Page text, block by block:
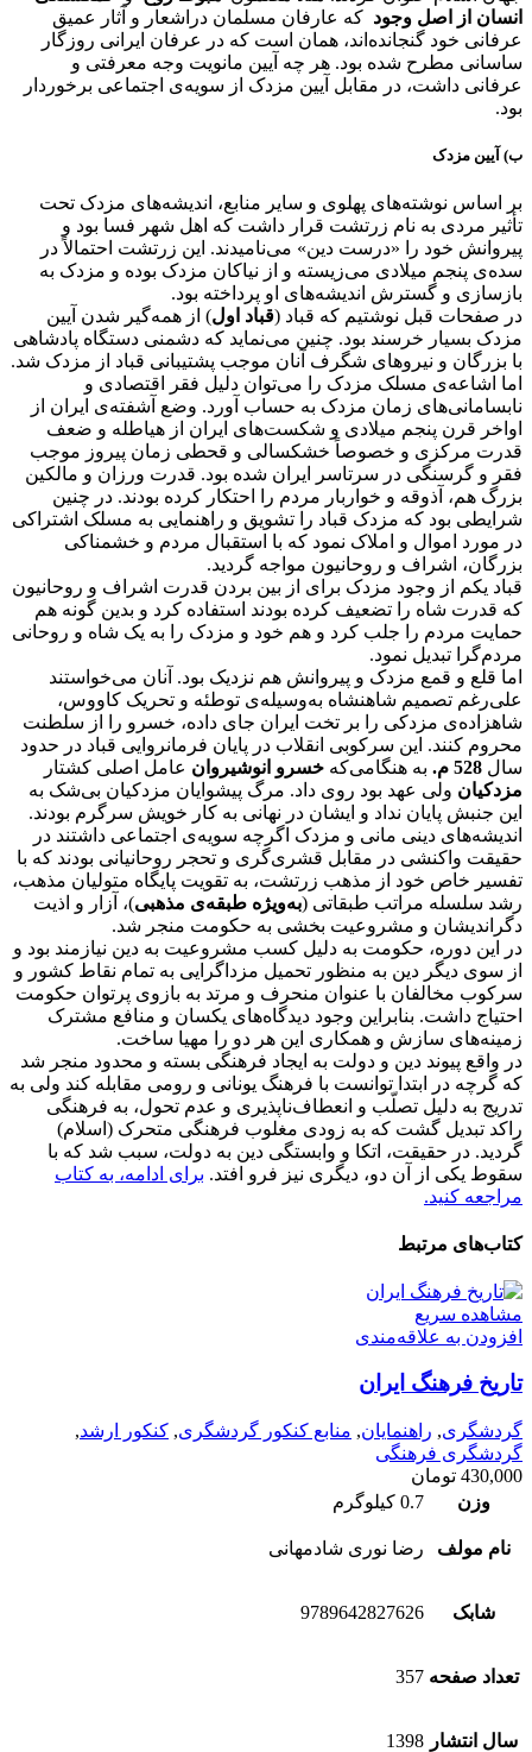
انسان از اصل وجود که عارفان مسلمان دراشعار و آثار عمیق
عرفانی خود گنجانده‌اند، همان است که در عرفان ایرانی روزگار
ساسانی مطرح شده بود. هر چه آیین مانویت وجه معرفتی و
عرفانی داشت، در مقابل آیین مزدک از سویه‌ی اجتماعی برخوردار
بود.
ب) آیین مزدک
بر اساس نوشته‌های پهلوی و سایر منابع، اندیشه‌های مزدک تحت
تأثیر مردی به نام زرتشت قرار داشت که اهل شهر فسا بود و
پیروانش خود را «درست دین» می‌نامیدند. این زرتشت احتمالاً در
سده‌ی پنجم میلادی می‌زیسته و از نیاکان مزدک بوده و مزدک به
بازسازی و گسترش اندیشه‌های او پرداخته بود.
در صفحات قبل نوشتیم که قباد (قباد اول) از همه‌گیر شدن آیین
مزدک بسیار خرسند بود. چنین می‌نماید که دشمنی دستگاه پادشاهی
با بزرگان و نیروهای شگرف آنان موجب پشتیبانی قباد از مزدک شد.
اما اشاعه‌ی مسلک مزدک را می‌توان دلیل فقر اقتصادی و
نابسامانی‌های زمان مزدک به حساب آورد. وضع آشفته‌ی ایران از
اواخر قرن پنجم میلادی و شکست‌های ایران از هیاطله و ضعف
قدرت مرکزی و خصوصاً خشکسالی و قحطی زمان پیروز موجب
فقر و گرسنگی در سرتاسر ایران شده بود. قدرت ورزان و مالکین
بزرگ هم، آذوقه و خواربار مردم را احتکار کرده بودند. در چنین
شرایطی بود که مزدک قباد را تشویق و راهنمایی به مسلک اشتراکی
در مورد اموال و املاک نمود که با استقبال مردم و خشمناکی
بزرگان، اشراف و روحانیون مواجه گردید.
قباد یکم از وجود مزدک برای از بین بردن قدرت اشراف و روحانیون
که قدرت شاه را تضعیف کرده بودند استفاده کرد و بدین گونه هم
حمایت مردم را جلب کرد و هم خود و مزدک را به یک شاه و روحانی
مردم‌گرا تبدیل نمود.
اما قلع و قمع مزدک و پیروانش هم نزدیک بود. آنان می‌خواستند
علی‌رغم تصمیم شاهنشاه به‌وسیله‌ی توطئه و تحریک کاووس،
شاهزاده‌ی مزدکی را بر تخت ایران جای داده، خسرو را از سلطنت
محروم کنند. این سرکوبی انقلاب در پایان فرمانروایی قباد در حدود
سال 528 م. به هنگامی‌که خسرو انوشیروان عامل اصلی کشتار
مزدکیان ولی عهد بود روی داد. مرگ پیشوایان مزدکیان بی‌شک به
این جنبش پایان نداد و ایشان در نهانی به کار خویش سرگرم بودند.
اندیشه‌های دینی مانی و مزدک اگرچه سویه‌ی اجتماعی داشتند در
حقیقت واکنشی در مقابل قشری‌گری و تحجر روحانیانی بودند که با
تفسیر خاص خود از مذهب زرتشت، به تقویت پایگاه متولیان مذهب،
رشد سلسله مراتب طبقاتی (به‌ویژه طبقه‌ی مذهبی)، آزار و اذیت
دگراندیشان و مشروعیت بخشی به حکومت منجر شد.
در این دوره، حکومت به دلیل کسب مشروعیت به دین نیازمند بود و
از سوی دیگر دین به منظور تحمیل مزداگرایی به تمام نقاط کشور و
سرکوب مخالفان با عنوان منحرف و مرتد به بازوی پرتوان حکومت
احتیاج داشت. بنابراین وجود دیدگاه‌های یکسان و منافع مشترک
زمینه‌های سازش و همکاری این هر دو را مهیا ساخت.
در واقع پیوند دین و دولت به ایجاد فرهنگی بسته و محدود منجر شد
که گرچه در ابتدا توانست با فرهنگ یونانی و رومی مقابله کند ولی به
تدریج به دلیل تصلّب و انعطاف‌ناپذیری و عدم تحول، به فرهنگی
راکد تبدیل گشت که به زودی مغلوب فرهنگی متحرک (اسلام)
گردید. در حقیقت، اتکا و وابستگی دین به دولت، سبب شد که با
سقوط یکی از آن دو، دیگری نیز فرو افتد. برای ادامه، به کتاب
مراجعه کنید.
کتاب‌های مرتبط
مشاهده سریع
افزودن به علاقه‌مندی
تاریخ فرهنگ ایران
گردشگری, راهنمایان, منابع کنکور گردشگری, کنکور ارشد,
گردشگری فرهنگی
430,000 تومان
وزن
0.7 کیلوگرم
نام مولف رضا نوری شادمهانی
شابک 9789642827626
تعداد صفحه 357
سال انتشار 1398